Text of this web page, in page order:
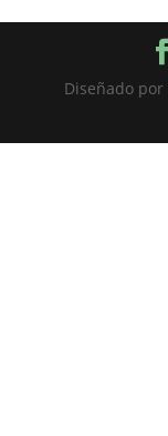
Diseñado por